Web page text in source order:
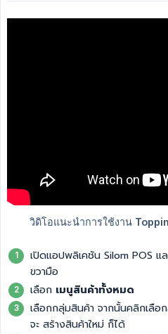
เปิดแอปพลิเคชัน Silom POS แ
ขวามือ
เลือก เมนูสินค้าทั้งหมด
เลือกกลุ่มสินค้า จากนั้นคลิกเลือ
จะ สร้างสินค้าใหม่ ก็ได้